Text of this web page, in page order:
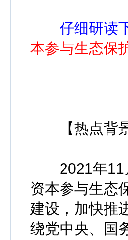
仔细研读
本参与生态保
【热点背景
2021年11月
资本参与生态
建设，加快推
绕党中央、国